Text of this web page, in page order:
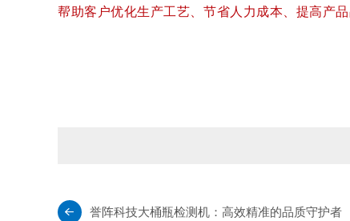
帮助客户优化生产工艺、节省人力成本、提高产
誉阵科技大桶瓶检测机：高效精准的品质守护者